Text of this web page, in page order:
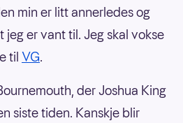
min er litt annerledes og
er vant til. Jeg skal vokse
til VG.
der Joshua King
siste tiden. Kanskje blir